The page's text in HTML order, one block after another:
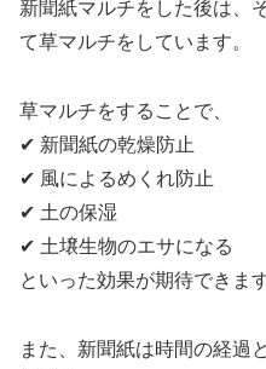
新聞紙マルチをした後は、
て草マルチをしています。
草マルチをすることで、
✔ 新聞紙の乾燥防止
✔ 風によるめくれ防止
✔ 土の保湿
✔ 土壌生物のエサになる
といった効果が期待できます
また、新聞紙は時間の経過